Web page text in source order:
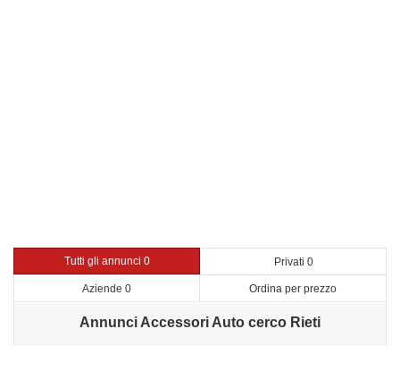
Tutti gli annunci 0 Privati 0
Aziende 0 Ordina per prezzo
Annunci Accessori Auto cerco Rieti